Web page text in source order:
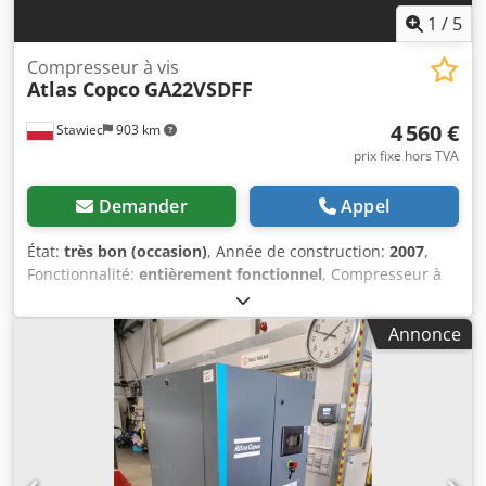
1 / 5
Stawiec 903 km
Compresseur à vis
Atlas Copco GA22VSDFF
4 560 €
prix fixe hors TVA
Demander Appel
État: très bon (occasion), Année de construction: 2007,
Fonctionnalité: entièrement fonctionnel, Compresseur à
vis ATLAS COPCO GA22VSDFF, équipé d'un variateur de
fréquence et d'un sécheur d'air, après entretien.
Caractéristiques techniques : débit : 3840 m³/min ; moteur
de 22 kW ; pression maximale : 12,80 bar ; année : 2007 ;
heures de fonctionnement : 11 469. 19 800 € HT 24 354 €
TTC Compresseur entièrement fonctionnel, prêt à l'emploi,
garantie fournie. Nous assurons le service après-vente.
Cjdpfxezmt Huj Amysha Vous trouverez ci-dessous un lien
vers une vidéo.
Annonce